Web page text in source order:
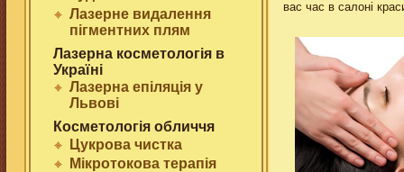
Лазерне видалення
пігментних плям
Лазерна косметологiя в
Українi
Лазерна епіляція у
Львові
Косметологія обличчя
Цукрова чистка
Мiкротокова терапiя
вас час в салоні